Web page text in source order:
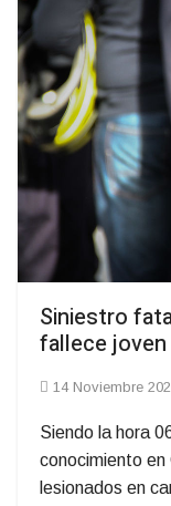
Siniestro
fallece
14 Noviembre
Siendo la hora
conocimiento en
lesionados en